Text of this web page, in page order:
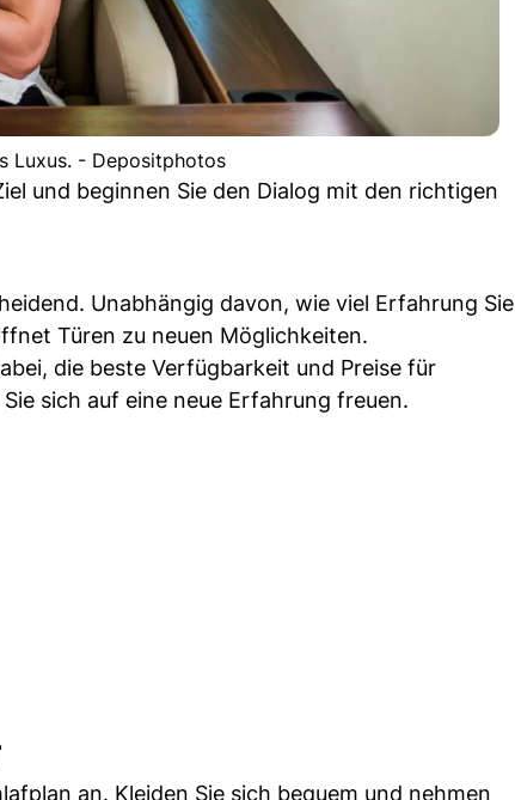
Luxus. - Depositphotos
und beginnen Sie den Dialog mit den richtigen
Unabhängig davon, wie viel Erfahrung Sie
Türen zu neuen Möglichkeiten.
die beste Verfügbarkeit und Preise für
sich auf eine neue Erfahrung freuen.
an. Kleiden Sie sich bequem und nehmen